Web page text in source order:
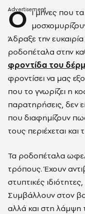
Ο ι μήνες που τα
Άδραξε την
ροδοπέταλα στην
φροντίδα του
φροντίσει να μας
που το γνωρίζει η
παρατηρήσεις, δεν
που διαφημίζουν
τους περιέχεται και
Τα ροδοπέταλα
τρόπους. Έχουν
στυπτικές
Συμβάλλουν στον
αλλά και στη λάμψη